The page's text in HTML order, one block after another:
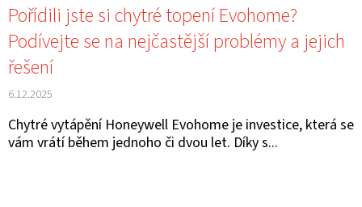
Pořídili jste si chytré topení Evohome?
Podívejte se na nejčastější problémy a jejich
řešení
6.12.2025
Chytré vytápění Honeywell Evohome je investice, která se
vám vrátí během jednoho či dvou let. Díky s...